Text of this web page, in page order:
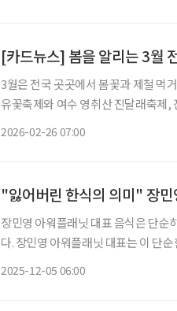
[카드뉴스] 봄을 알리는 3월
3월은 전국 곳곳에서 봄꽃과 제철 먹
유꽃축제와 여수 영취산 진달래축제,
2026-02-26 07:00
"잃어버린 한식의 의미" 장
장민영 아워플래닛 대표 음식은 단순히 생존의 수단이 아니라 사람과 계절, 지역을 잇는 언어
다. 장민영 아워플래닛 대표는 이 단
2025-12-05 06:00